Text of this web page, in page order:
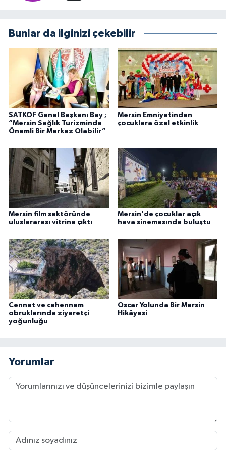
Bunlar da ilginizi çekebilir
SATKOF Genel Başkanı Bay ;
“Mersin Sağlık Turizminde
Önemli Bir Merkez Olabilir”
Mersin Emniyetinden
çocuklara özel etkinlik
Mersin film sektöründe
uluslararası vitrine çıktı
Mersin'de çocuklar açık
hava sinemasında buluştu
Cennet ve cehennem
obruklarında ziyaretçi
yoğunluğu
Oscar Yolunda Bir Mersin
Hikâyesi
Yorumlar